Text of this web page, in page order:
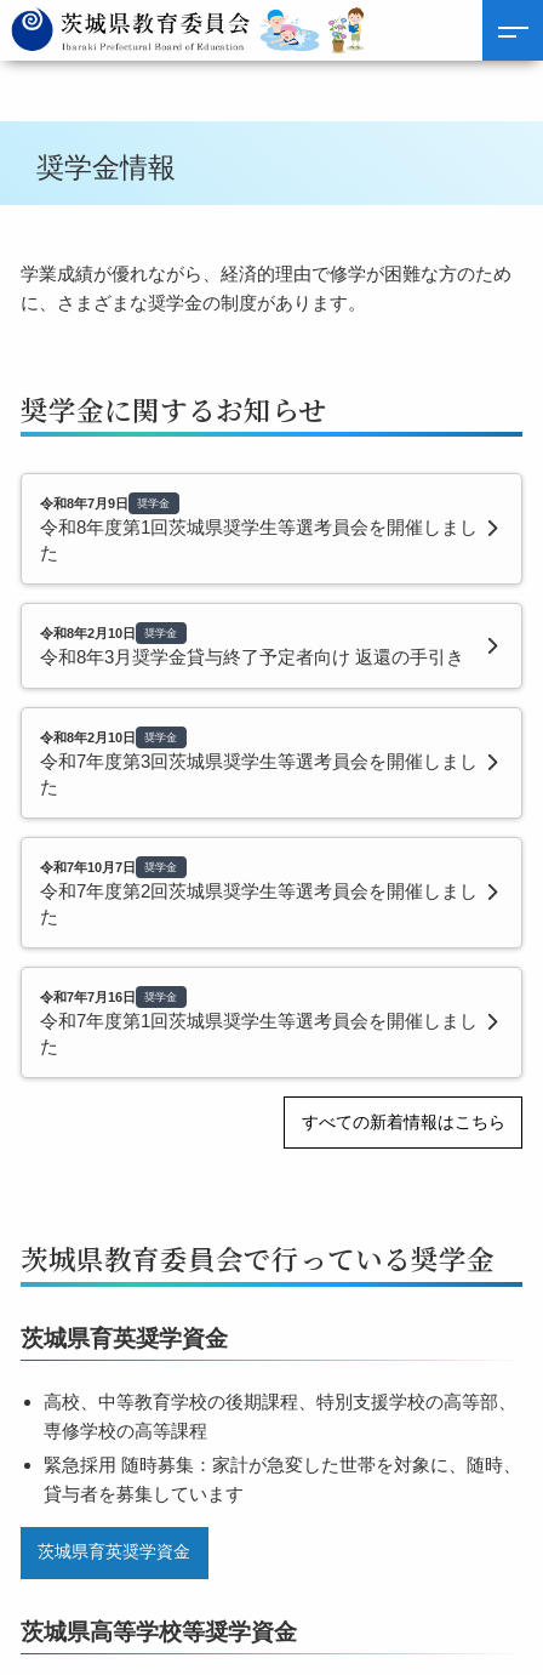
奨学金情報
学業成績が優れながら、経済的理由で修学が困難な方のため
に、さまざまな奨学金の制度があります。
奨学金に関するお知らせ
令和8年7月9日 奨学金
令和8年度第1回茨城県奨学生等選考員会を開催しまし
た
令和8年2月10日 奨学金
令和8年3月奨学金貸与終了予定者向け 返還の手引き
令和8年2月10日 奨学金
令和7年度第3回茨城県奨学生等選考員会を開催しまし
た
令和7年10月7日 奨学金
令和7年度第2回茨城県奨学生等選考員会を開催しまし
た
令和7年7月16日 奨学金
令和7年度第1回茨城県奨学生等選考員会を開催しまし
た
すべての新着情報はこちら
茨城県教育委員会で行っている奨学金
茨城県育英奨学資金
高校、中等教育学校の後期課程、特別支援学校の高等部、
専修学校の高等課程
緊急採用 随時募集：家計が急変した世帯を対象に、随時、
貸与者を募集しています
茨城県育英奨学資金
茨城県高等学校等奨学資金